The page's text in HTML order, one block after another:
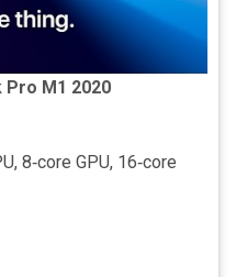
M1 2020
8‑core GPU, 16‑core